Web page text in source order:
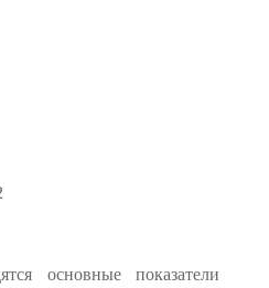
основные показатели